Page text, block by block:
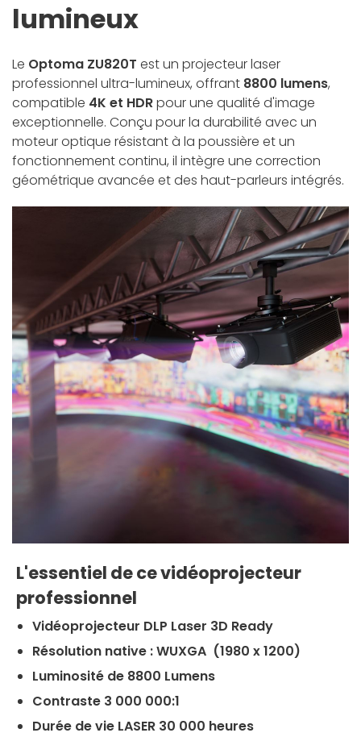
lumineux
Le Optoma ZU820T est un projecteur laser
professionnel ultra-lumineux, offrant 8800 lumens,
compatible 4K et HDRpour une qualité d'image
exceptionnelle. Conçu pour la durabilité avec un
moteur optique résistant à la poussière et un
fonctionnement continu, il intègre une correction
géométrique avancée et des haut-parleurs intégrés.
L'essentiel de ce vidéoprojecteur
professionnel
Vidéoprojecteur DLP Laser 3D Ready
Résolution native : WUXGA (1980 x 1200)
Luminosité de 8800 Lumens
Contraste 3 000 000:1
Durée de vie LASER 30 000 heures